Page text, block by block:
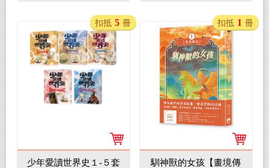
少年愛讀世界史１-５套
扣抵 5 冊
馴神獸的女孩【畫境傳
扣抵 1 冊